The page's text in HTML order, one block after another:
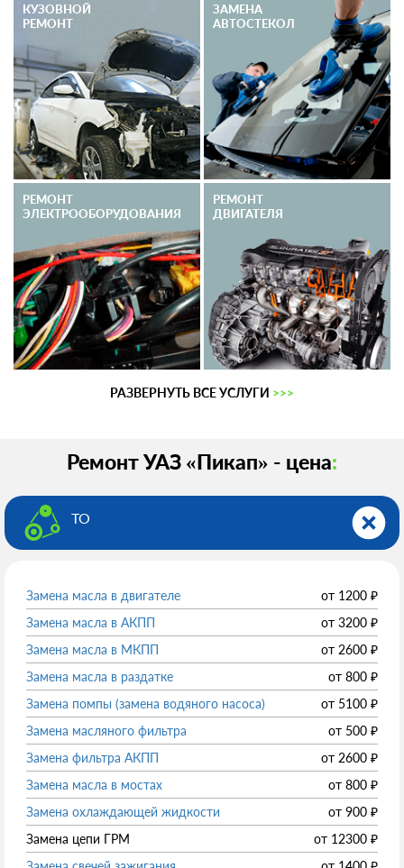
КУЗОВНОЙ
РЕМОНТ
ЗАМЕНА
АВТОСТЕКОЛ
РЕМОНТ
ЭЛЕКТРО­ОБОРУДОВАНИЯ
РЕМОНТ
ДВИГАТЕЛЯ
РАЗВЕРНУТЬ ВСЕ УСЛУГИ >>>
Ремонт УАЗ «Пикап» - цена:
ТО
Замена масла в двигателе от 1200 ₽
Замена масла в АКПП
от 3200 ₽
Замена масла в МКПП
от 2600 ₽
Замена масла в раздатке
от 800 ₽
Замена помпы (замена водяного насоса)
от 5100 ₽
Замена масляного фильтра
от 500 ₽
Замена фильтра АКПП
от 2600 ₽
Замена масла в мостах
от 800 ₽
Замена охлаждающей жидкости
от 900 ₽
Замена цепи ГРМ
от 12300 ₽